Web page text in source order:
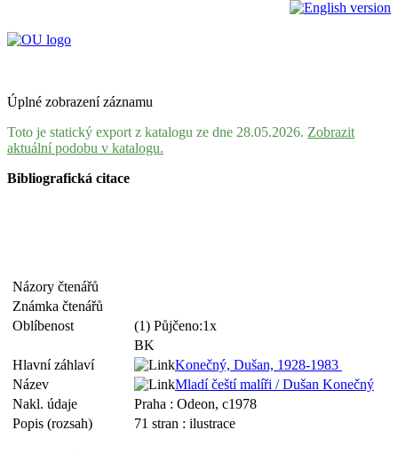
Úplné zobrazení záznamu
Toto je statický export z katalogu ze dne 28.05.2026. Zobrazit
aktuální podobu v katalogu.
Bibliografická citace
Názory čtenářů
Známka čtenářů
Oblíbenost
(1) Půjčeno:1x
BK
Hlavní záhlaví
Konečný, Dušan, 1928-1983
Název
Mladí čeští malíři / Dušan Konečný
Nakl. údaje
Praha : Odeon, c1978
Popis (rozsah)
71 stran : ilustrace